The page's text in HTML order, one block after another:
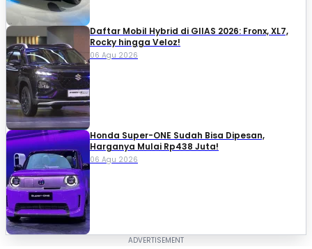
Daftar Mobil Hybrid di GIIAS 2026: Fronx, XL7,
Rocky hingga Veloz!
06 Agu 2026
Honda Super-ONE Sudah Bisa Dipesan,
Harganya Mulai Rp438 Juta!
06 Agu 2026